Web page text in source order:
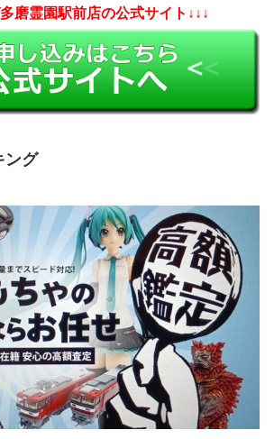
磨霊園駅前店の公式サイト↓↓↓
ング